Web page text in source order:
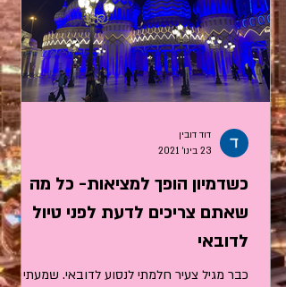
כשדמיון הופך למציאות- כל מה
שאתם צריכים לדעת לפני טיול
לדובאי
כבר מגיל צעיר חלמתי לנסוע לדובאי. שמעתי על
דוד דובין
23 בינו׳ 2021